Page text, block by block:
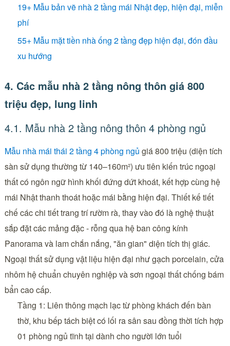
19+ Mẫu bản vẽ nhà 2 tầng mái Nhật đẹp, hiện đại, miễn
phí
55+ Mẫu mặt tiền nhà ống 2 tầng đẹp hiện đại, đón đầu
xu hướng
4. Các mẫu nhà 2 tầng nông thôn giá 800
triệu đẹp, lung linh
4.1. Mẫu nhà 2 tầng nông thôn 4 phòng ngủ
Mẫu nhà mái thái 2 tầng 4 phòng ngủ giá 800 triệu (diện tích
sàn sử dụng thường từ 140–160m²) ưu tiên kiến trúc ngoại
thất có ngôn ngữ hình khối đứng dứt khoát, kết hợp cùng hệ
mái Nhật thanh thoát hoặc mái bằng hiện đại. Thiết kế tiết
chế các chi tiết trang trí rườm rà, thay vào đó là nghệ thuật
sắp đặt các mảng đặc - rỗng qua hệ ban công kính
Panorama và lam chắn nắng, "ăn gian" diện tích thị giác.
Ngoại thất sử dụng vật liệu hiện đại như gạch porcelain, cửa
nhôm hệ chuẩn chuyên nghiệp và sơn ngoại thất chống bám
bẩn cao cấp.
Tầng 1: Liên thông mạch lạc từ phòng khách đến bàn
thờ, khu bếp tách biệt có lối ra sân sau đồng thời tích hợp
01 phòng ngủ tĩnh tại dành cho người lớn tuổi